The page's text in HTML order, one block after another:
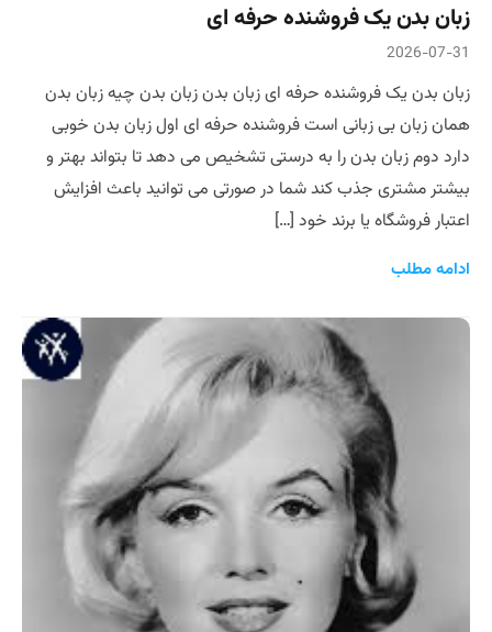
زبان بدن یک فروشنده حرفه ای
2026-07-31
زبان بدن یک فروشنده حرفه ای زبان بدن زبان بدن چیه زبان بدن
همان زبان بی زبانی است فروشنده حرفه ای اول زبان بدن خوبی
دارد دوم زبان بدن را به درستی تشخیص می دهد تا بتواند بهتر و
بیشتر مشتری جذب کند شما در صورتی می توانید باعث افزایش
اعتبار فروشگاه یا برند خود […]
ادامه مطلب